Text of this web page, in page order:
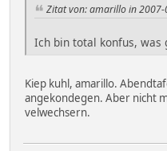
Zitat von: amarillo in
Ich bin total konfus, was
Kiep kuhl, amarillo.
angekondegen. Aber nicht
velwechsern.